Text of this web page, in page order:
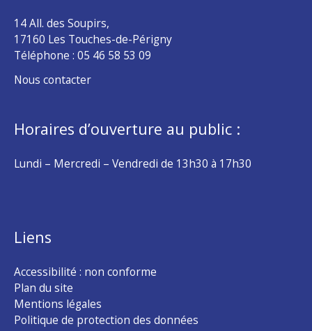
14 All. des Soupirs,
17160 Les Touches-de-Périgny
Téléphone : 05 46 58 53 09
Nous contacter
Horaires d’ouverture au public :
Lundi – Mercredi – Vendredi de 13h30 à 17h30
Liens
Accessibilité : non conforme
Plan du site
Mentions légales
Politique de protection des données